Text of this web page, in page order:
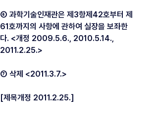
⑥ 과학기술인재관은 제3항제42호부터 제
61호까지의 사항에 관하여 실장을 보좌한
다. <개정 2009.5.6., 2010.5.14.,
2011.2.25.>
⑦ 삭제 <2011.3.7.>
[제목개정 2011.2.25.]